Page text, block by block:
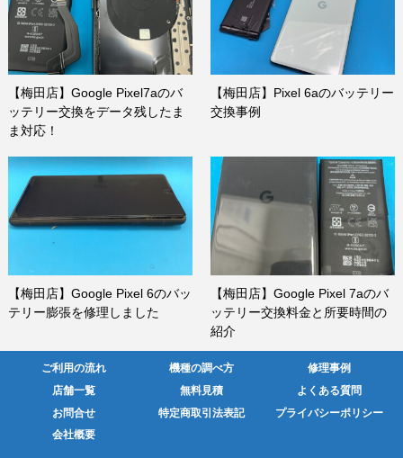
【梅田店】Google Pixel7aのバ
ッテリー交換をデータ残したま
ま対応！
【梅田店】Pixel 6aのバッテリー
交換事例
【梅田店】Google Pixel 6のバッ
テリー膨張を修理しました
【梅田店】Google Pixel 7aのバ
ッテリー交換料金と所要時間の
紹介
ご利用の流れ 機種の調べ方
修理事例
店舗一覧
無料見積
よくある質問
お問合せ
特定商取引法表記
プライバシーポリシー
会社概要